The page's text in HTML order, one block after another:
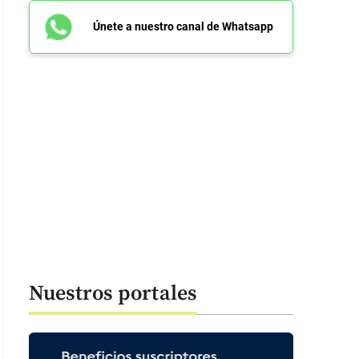
del contrato firmado en 2025 por Desur para la elaboración de
segundos
Únete a nuestro canal de Whatsapp
Nuestros portales